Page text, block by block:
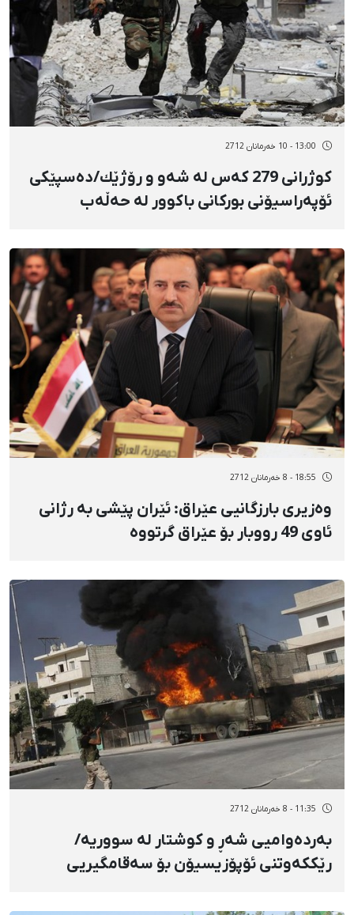
13:00 - 10 خەرمانان 2712
كوژرانی 279 كەس لە شەو و رۆژێك/دەسپێكی
ئۆپەراسیۆنی بوركانی باكوور لە حەڵەب
18:55 - 8 خەرمانان 2712
وەزیری بارزگانیی عێراق: ئێران پێشی بە رژانی
ئاوی 49 رووبار بۆ عێراق گرتووە
11:35 - 8 خەرمانان 2712
بەردەوامیی شەڕ و كوشتار لە سووریە/
رێككەوتنی ئۆپۆزیسیۆن بۆ سەقامگیریی